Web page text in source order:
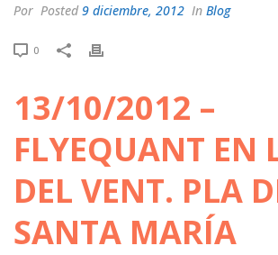
Por Posted9 diciembre, 2012 In Blog
0
13/10/2012 –
FLYEQUANT EN
DEL VENT. PLA
SANTA MARÍA